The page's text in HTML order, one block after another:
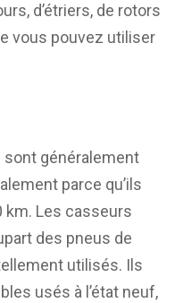
d’étriers, de rotors
vous pouvez utiliser
sont généralement
parce qu’ils
km. Les casseurs
des pneus de
utilisés. Ils
usés à l’état neuf,